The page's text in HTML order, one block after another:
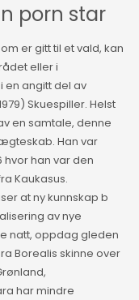
porn star
er gitt til et vald, kan
eller i
en angitt del av
Skuespiller. Helst
en samtale, denne
Han var
hvor han var den
Kaukasus.
at ny kunnskap b
av nye
natt, oppdag gleden
Borealis skinne over
har mindre